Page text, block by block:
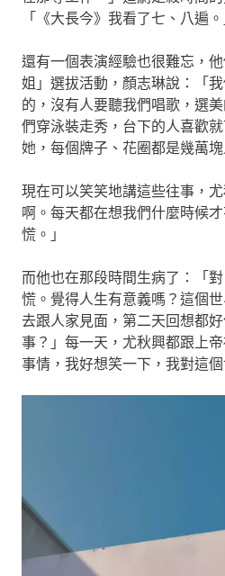
「《大長今》我看了七、八遍。
還有一個表演經驗也很難忘，
姐」選拔活動，顏志琳說：「
的，沒有人要聽我們唱歌，選
們穿泳裝走秀，台下的人喜歡
她，每個牌子、花圈都是幾萬塊
現在可以笑笑地講這些往事，
啊。每天都在想我們什麼時候
慌。」
而他也在那段時間生病了：「
慌。覺得人生有意義嗎？這個
去跟人家見面，第二天回想都
事？」每一天，尤秋興都跟上
事情，我好想笑一下，我對這個